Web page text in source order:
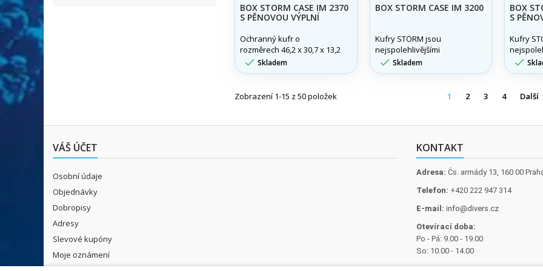
BOX STORM CASE IM 2370
S PĚNOVOU VÝPLNÍ
Ochranný kufr o
rozměrech 46,2 x 30,7 x 13,2
cm
 Skladem
BOX STORM CASE IM 3200
Kufry STORM jsou
nejspolehlivějšími
ochrannými kufry na trhu.
Spíše, než o pouhá
 Skladem
BOX
S
Kufry
Spíše,

Zobrazení 1-15 z 50 položek 1 2 3 4 Další
VÁŠ ÚČET
Osobní údaje
Objednávky
Dobropisy
Adresy
Slevové kupóny
Moje oznámení
KONTAKT
Adresa: Čs. armády 13, 160 00
Telefon: +420 222 947 314
E-mail: info@divers.cz
Otevírací doba:
Po - Pá: 9.00 - 19.00
So: 10.00 - 14.00